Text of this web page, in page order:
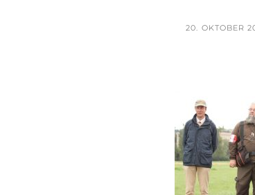
POSTED
20. OKTOBER